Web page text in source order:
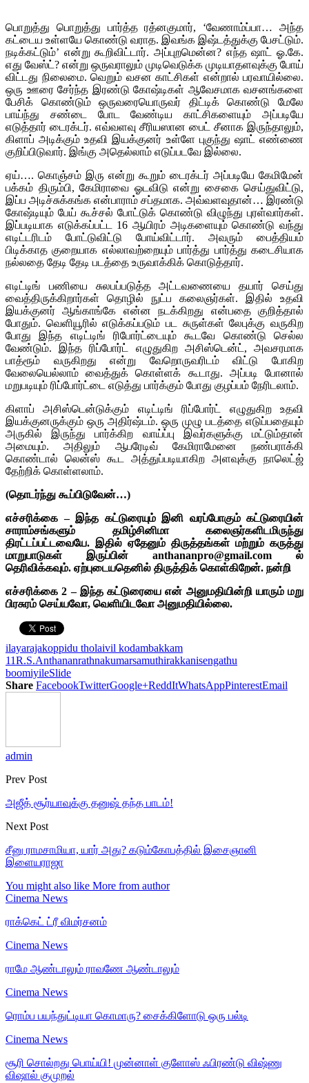
பொறுத்து பொறுத்து பார்த்த ரத்னகுமார், ‘வேணாம்ப்பா… அந்த
கட்டைய உள்ளயே கொண்டு வராத. இவங்க இஷ்டத்துக்கு பேசட்டும்.
நடிக்கட்டும்’ என்று கூறிவிட்டார். அப்புறமென்ன? எந்த ஷாட் ஓ.கே.
எது வேஸ்ட்? என்று ஒருவராலும் முடிவெடுக்க முடியாதளவுக்கு போய்
விட்டது நிலைமை. வெறும் வசன காட்சிகள் என்றால் பரவாயில்லை.
ஒரு ஊரை சேர்ந்த இரண்டு கோஷ்டிகள் ஆவேசமாக வசனங்களை
பேசிக் கொண்டும் ஒருவரையொருவர் திட்டிக் கொண்டு மேலே
பாய்ந்து சண்டை போட வேண்டிய காட்சிகளையும் அப்படியே
எடுத்தார் டைரக்டர். எவ்வளவு சீரியஸான பைட் சீனாக இருந்தாலும்,
கிளாப் அடிக்கும் உதவி இயக்குனர் உள்ளே புகுந்து ஷாட் எண்ணை
குறிப்பிடுவார். இங்கு அதெல்லாம் எடுப்படவே இல்லை.
ஏய்…. கொஞ்சம் இரு என்று கூறும் டைரக்டர் அப்படியே கேமிமேன்
பக்கம் திரும்பி, கேமிராவை ஓடவிடு என்று சைகை செய்துவிட்டு,
இப்ப அடிச்சுக்கங்க என்பாராம் சப்தமாக. அவ்வளவுதான்… இரண்டு
கோஷ்டியும் பேய் கூச்சல் போட்டுக் கொண்டு விழுந்து புரள்வார்கள்.
இப்படியாக எடுக்கப்பட்ட 16 ஆயிரம் அடிகளையும் கொண்டு வந்து
எடிட்டரிடம் போட்டுவிட்டு போய்விட்டார். அவரும் பைத்தியம்
பிடிக்காத குறையாக எல்லாவற்றையும் பார்த்து பார்த்து கடைசியாக
நல்லதை தேடி தேடி படத்தை உருவாக்கிக் கொடுத்தார்.
எடிட்டிங் பணியை சுலபப்படுத்த அட்டவணையை தயார் செய்து
வைத்திருக்கிறார்கள் தொழில் நுட்ப கலைஞர்கள். இதில் உதவி
இயக்குனர் ஆங்காங்கே என்ன நடக்கிறது என்பதை குறித்தால்
போதும். வெளியூரில் எடுக்கப்படும் பட சுருள்கள் லேபுக்கு வருகிற
போது இந்த எடிட்டிங் ரிபோர்ட்டையும் கூடவே கொண்டு செல்ல
வேண்டும். இந்த ரிப்போர்ட் எழுதுகிற அசிஸ்டென்ட், அவசரமாக
பாத்ரூம் வருகிறது என்று வேறொருவரிடம் விட்டு போகிற
வேலையெல்லாம் வைத்துக் கொள்ளக் கூடாது. அப்படி போனால்
மறுபடியும் ரிப்போர்ட்டை எடுத்து பார்க்கும் போது குழப்பம் நேரிடலாம்.
கிளாப் அசிஸ்டென்டுக்கும் எடிட்டிங் ரிப்போர்ட் எழுதுகிற உதவி
இயக்குனருக்கும் ஒரு அதிர்ஷ்டம். ஒரு முழு படத்தை எடுப்பதையும்
அருகில் இருந்து பார்க்கிற வாய்ப்பு இவர்களுக்கு மட்டும்தான்
அமையும். அதிலும் ஆபரேடிவ் கேமிராமேனை நண்பராக்கி
கொண்டால் லென்ஸ் கூட அத்துப்படியாகிற அளவுக்கு நாலெட்ஜ்
தேற்றிக் கொள்ளலாம்.
(தொடர்ந்து கூப்பிடுவேன்…)
எச்சரிக்கை – இந்த கட்டுரையும் இனி வரப்போகும் கட்டுரையின்
சாராம்சங்களும் தமிழ்சினிமா கலைஞர்களிடமிருந்து
திரட்டப்பட்டவையே. இதில் ஏதேனும் திருத்தங்கள் மற்றும் கருத்து
மாறுபாடுகள் இருப்பின் anthananpro@gmail.com ல்
தெரிவிக்கவும். ஏற்புடையதெனில் திருத்திக் கொள்கிறேன். நன்றி
எச்சரிக்கை 2 – இந்த கட்டுரையை என் அனுமதியின்றி யாரும் மறு
பிரசுரம் செய்யவோ, வெளியிடவோ அனுமதியில்லை.
ilayarajakoppidu tholaivil kodambakkam
11R.S.Anthananrathnakumarsamuthirakkanisengathu
boomiyileSlide
Share FacebookTwitterGoogle+ReddItWhatsAppPinterestEmail
admin
Prev Post
அஜீத் சூர்யாவுக்கு தனுஷ் தந்த பாடம்!
Next Post
சீனு ராமசாமியா, யார் அது? கடும்கோபத்தில் இசைஞானி
இளையராஜா
You might also like More from author
Cinema News
ராக்கெட் ட்ரீ விமர்சனம்
Cinema News
ராமே ஆண்டாலும் ராவணே ஆண்டாலும்
Cinema News
ரொம்ப பயந்துட்டியா கொமாரு? சைக்கிளோடு ஒரு பல்டி
Cinema News
சூரி சொல்றது பொய்யி! முன்னாள் குளோஸ் ஃபிரண்டு விஷ்ணு
விஷால் குமுறல்